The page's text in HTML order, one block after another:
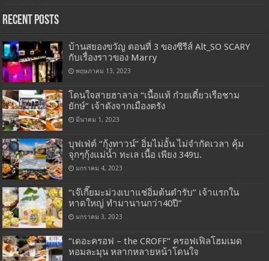
Recent Posts
บ้านสยองขวัญ ตอนที่ 3 ของซีรีส์ Alt_SO SCARY
กับเรื่องราวของ Marry
พฤษภาคม 13, 2023
โดนใจสายฮาลาล “เนื้อแท้ ก๋วยเตี๋ยวเรือชาม
ยักษ์” เจ้าดังจากเมืองตรัง
มีนาคม 1, 2023
บุฟเฟ่ต์ “กุ้งทาวน์” อิ่มไม่อั้น ไม่จำกัดเวลา คุ้ม
จุกๆกุ้งแม่น้ำ ทะเล เนื้อ เพียง 349บ.
มกราคม 4, 2023
“เจ๊เกี๊ยมะม่วงเบาแช่อิ่มต้นตำรับ” เจ้าแรกใน
หาดใหญ่ ทำมานานกว่า40ปี”
มกราคม 3, 2023
“เดอะครอฟ – the CROFF” ครอฟเฟิลโฮมเมด
หอมละมุน หลากหลายหน้าโดนใจ